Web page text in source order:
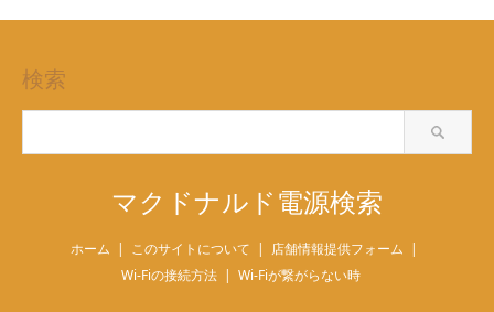
検索
マクドナルド電源検索
ホーム このサイトについて
店舗情報提供フォーム
Wi-Fiの接続方法
Wi-Fiが繋がらない時